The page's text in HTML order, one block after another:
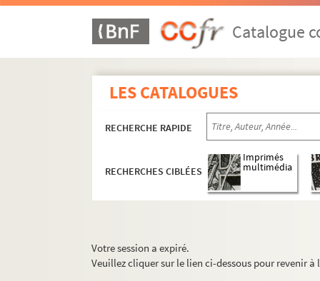
Catalogue
LES CATALOGUES
RECHERCHE RAPIDE
RECHERCHES CIBLÉES
Imprimés
multimédia
Votre session a expiré.
Veuillez cliquer sur le lien ci-dessous pour revenir